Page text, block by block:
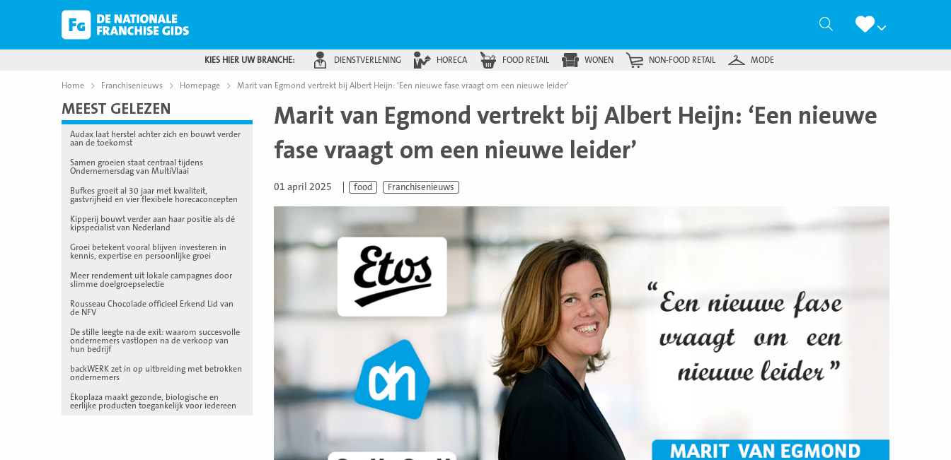
Zoeken
KIES HIER UW BRANCHE: DIENSTVERLENING HORECA FOOD RETAIL WONEN NON-FOOD RETAIL MODE
Home Franchisenieuws Homepage Marit van Egmond vertrekt bij Albert Heijn: ‘Een nieuwe fase vraagt om een nieuwe leider’
MEEST GELEZEN
Audax laat herstel achter zich en bouwt verder
aan de toekomst
Samen groeien staat centraal tijdens
Ondernemersdag van MultiVlaai
Bufkes groeit al 30 jaar met kwaliteit,
gastvrijheid en vier flexibele horecaconcepten
Kipperij bouwt verder aan haar positie als dé
kipspecialist van Nederland
Groei betekent vooral blijven investeren in
kennis, expertise en persoonlijke groei
Meer rendement uit lokale campagnes door
slimme doelgroepselectie
Rousseau Chocolade officieel Erkend Lid van
de NFV
De stille leegte na de exit: waarom succesvolle
ondernemers vastlopen na de verkoop van
hun bedrijf
backWERK zet in op uitbreiding met betrokken
ondernemers
Ekoplaza maakt gezonde, biologische en
eerlijke producten toegankelijk voor iedereen
Marit van Egmond vertrekt bij Albert Heijn: ‘Een nieuwe
fase vraagt om een nieuwe leider’
01 april 2025 food Franchisenieuws